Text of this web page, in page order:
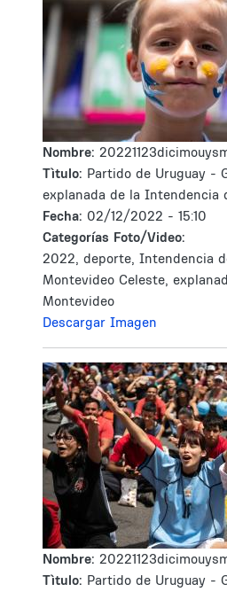
Nombre:
Tìtulo: Partido de Uruguay -
explanada de la Intendencia
Fecha: 02/12/2022 - 15:10
Categorías Foto/Video:
2022, deporte, Intendencia
Montevideo Celeste,
Montevideo
Descargar Imagen
Nombre:
Tìtulo: Partido de Uruguay -